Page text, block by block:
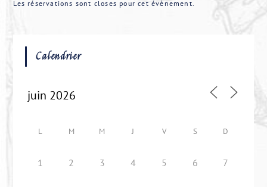
Les réservations sont closes pour cet évènement.
Calendrier
L M M J V S D
1 2 3 4 5 6 7